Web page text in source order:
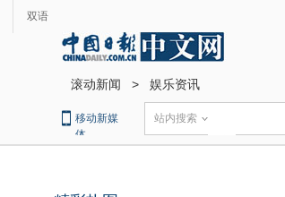
双语
滚动新闻 > 娱乐资讯
移动新媒
体
站内搜索